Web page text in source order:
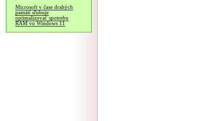
Microsoft v čase drahých
pamätí sľubuje
optimalizovať spotrebu
RAM vo Windows 11